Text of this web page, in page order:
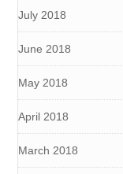
July 2018
June 2018
May 2018
April 2018
March 2018